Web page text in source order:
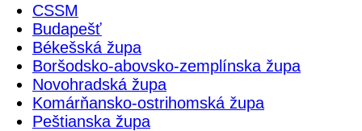
CSSM
Budapešť
Békešská župa
Boršodsko-abovsko-zemplínska župa
Novohradská župa
Komárňansko-ostrihomská župa
Peštianska župa